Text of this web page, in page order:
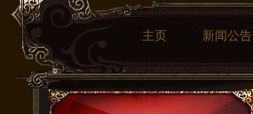
主页 新闻公告